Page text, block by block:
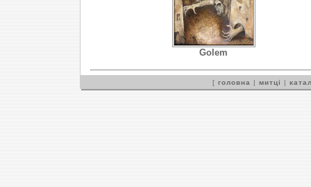
Golem
[ головна | митці |